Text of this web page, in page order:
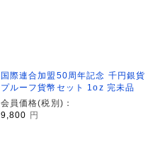
国際連合加盟50周年記念 千円銀貨
プルーフ貨幣セット 1oz 完未品
会員価格(税別)：
9,800
円